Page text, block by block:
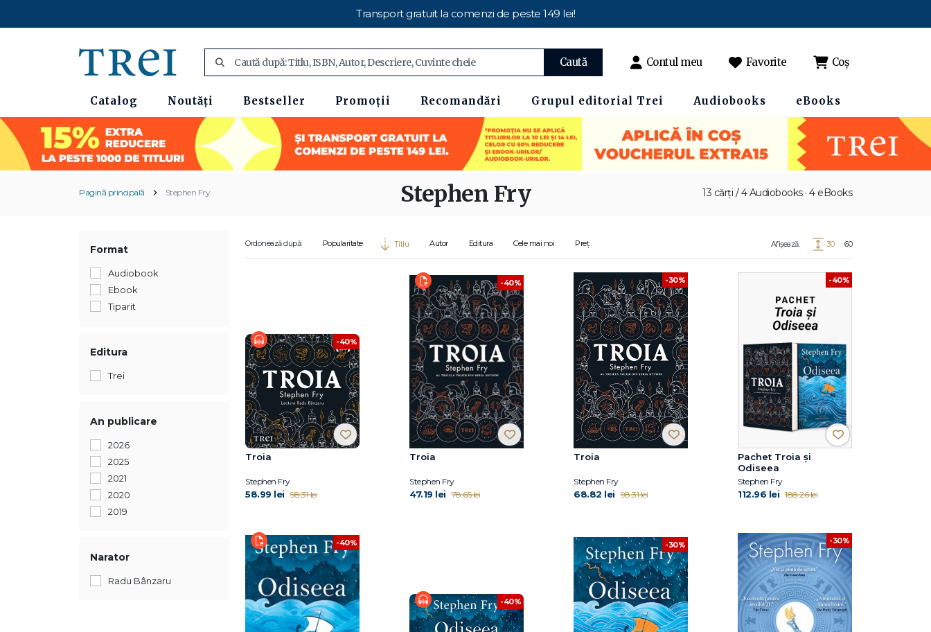
Transport gratuit la comenzi de peste 149 lei!
Caută Contul meu Favorite Coș
Catalog Noutăți Bestseller Promoții Recomandări Grupul editorial Trei Audiobooks eBooks
Pagină principală Stephen Fry 13 cărți / 4 Audiobooks · 4 eBooks
Stephen Fry
Format
Audiobook
Ebook
Tiparit
Editura
Trei
An publicare
2026
2025
2021
2020
2019
Narator
Radu Bânzaru
Ordonează după: Popularitate Titlu Autor Editura Cele mai noi Preț Afișează: 30 60
-40%
Troia
Stephen Fry
58.99 lei 98.31 lei
-40%
Troia
Stephen Fry
47.19 lei 78.65 lei
-30%
Troia
Stephen Fry
68.82 lei 98.31 lei
-40%
Pachet Troia și
Odiseea
Stephen Fry
112.96 lei 188.26 lei
-40%
-40%
-30% -30%